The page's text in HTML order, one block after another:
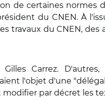
de certaines normes
du CNEN. À
travaux du CNEN, des
Carrez.
l'objet d'une
par décret les